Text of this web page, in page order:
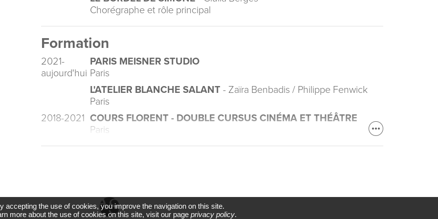
Chorégraphe et rôle principal
Formation
2021-
aujourd'hui
PARIS MEISNER STUDIO
Paris
L'ATELIER BLANCHE SALANT - Zaïra Benbadis / Philippe Fenwick
Paris
2018-2021 COURS FLORENT - DOUBLE CURSUS CINÉMA ET THÉÂTRE
Paris
accepting the use of cookies, you improve the navigation on this site.
more about the use of cookies on this site, visit our page privacy policy.